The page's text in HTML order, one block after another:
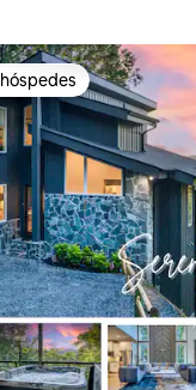
mais apreciados